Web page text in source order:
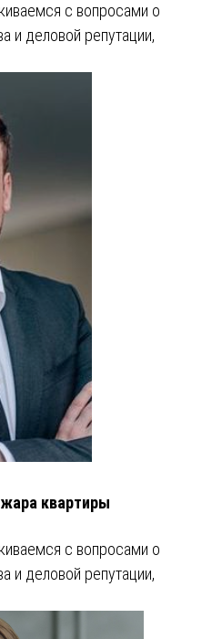
с вопросами о
и деловой репутации,
квартиры
с вопросами о
и деловой репутации,